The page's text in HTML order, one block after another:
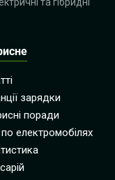
та гібридні
зарядки
поради
по електромобілях